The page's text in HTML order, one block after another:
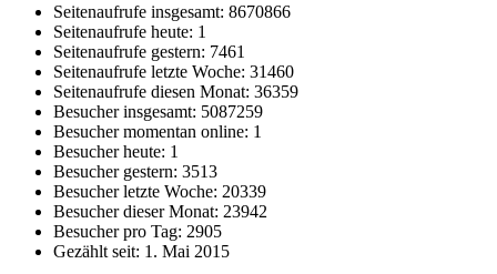
Seitenaufrufe insgesamt: 8670866
Seitenaufrufe heute: 1
Seitenaufrufe gestern: 7461
Seitenaufrufe letzte Woche: 31460
Seitenaufrufe diesen Monat: 36359
Besucher insgesamt: 5087259
Besucher momentan online: 1
Besucher heute: 1
Besucher gestern: 3513
Besucher letzte Woche: 20339
Besucher dieser Monat: 23942
Besucher pro Tag: 2905
Gezählt seit: 1. Mai 2015